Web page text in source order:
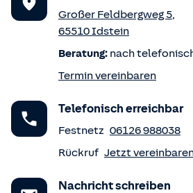
Großer Feldbergweg 5,
65510Idstein
Beratung: nach
Termin vereinbaren
Telefonisch erreichbar
Festnetz 06126 988038
Rückruf Jetzt
Nachricht schreiben